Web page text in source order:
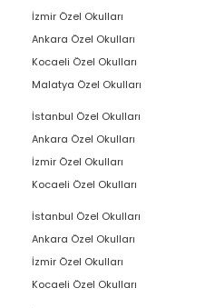
İzmir Özel Okulları
Ankara Özel Okulları
Kocaeli Özel Okulları
Malatya Özel Okulları
İstanbul Özel Okulları
Ankara Özel Okulları
İzmir Özel Okulları
Kocaeli Özel Okulları
İstanbul Özel Okulları
Ankara Özel Okulları
İzmir Özel Okulları
Kocaeli Özel Okulları